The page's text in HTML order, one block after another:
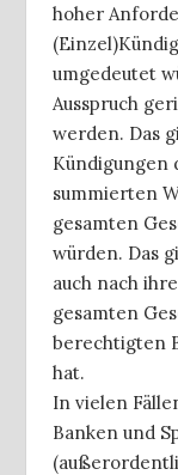
hoher
umgedeutet
Ausspruch
werden. Das
Kündigungen
summierten
gesamten
würden. Das
auch nach
gesamten
berechtigten
hat.
In vielen
Banken und